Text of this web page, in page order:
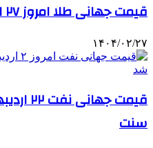
قیمت جهانی طلا امروز ۲۷ اردیبهشت؛ اونس ۳۲۰۳ دلار
۱۴۰۴/۰۲/۲۷
سنت